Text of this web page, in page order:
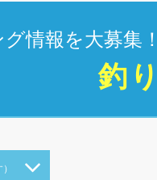
情報を大募集
釣